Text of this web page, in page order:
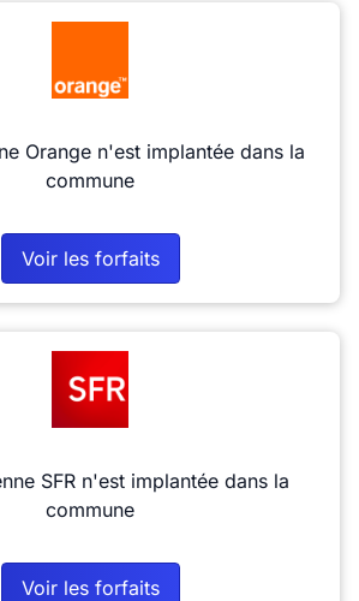
Orange n'est implantée dans la
commune
Voir les forfaits
SFR n'est implantée dans la
commune
Voir les forfaits